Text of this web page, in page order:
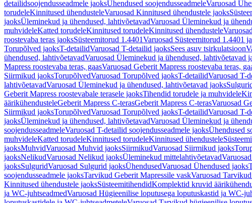
detailidsoojendusseadmele jaoksÜhendused soojendusseadmeleVaruosad
torudeleKinnitused ühendusteleVaruosad Kinnitused ühendustele jaoks
jaoksÜleminekud ja ühendused, lahtivõetavadVaruosad Üleminekud ja
muhvideleKatted torudeleKinnitused torudeleKinnitused ühendustele
roostevaba teras jaoksSüsteemitorud 1.4401Varuosad Süsteemitorud 1.4401
Torupõlved jaoksT-detailidVaruosad T-detailid jaoksSees asuv tsirkulatsioon
ühendused, lahtivõetavadVaruosad Üleminekud ja ühendused, lahtivõetavad
Mapress roostevaba teras, gaasVaruosad Geberit Mapress roostevaba teras,
Siirmikud jaoksTorupõlvedVaruosad Torupõlved jaoksT-detailidVaruosad T-
lahtivõetavadVaruosad Üleminekud ja ühendused, lahtivõetavad jaoks
Geberit Mapress roostevabale terasele jaoksTihendid torudele ja muhvidele
äärikühendusteleGeberit Mapress C-terasGeberit Mapress C-terasVaruosad
Siirmikud jaoksTorupõlvedVaruosad Torupõlved jaoksT-detailidVaruosad T-
jaoksÜleminekud ja ühendused, lahtivõetavadVaruosad Üleminekud ja
soojendusseadmeleVaruosad T-detailid soojendusseadmele jaoksÜhendused
muhvideleKatted torudeleKinnitused torudeleKinnitused ühendustele
jaoksMuhvidVaruosad Muhvid jaoksSiirmikudVaruosad Siirmikud jaoks
jaoksNelikudVaruosad Nelikud jaoksÜleminekud mittelahtivõetavad
jaoksSulguridVaruosad Sulgurid jaoksÜhendusedVaruosad Ühendused jaoks
soojendusseadmele jaoksTarvikud Geberit Mapressile vaskVaruosad
Kinnitused ühendustele jaoksSüsteemitihendidKomplektid kruvid
ja WC-juhtseadmedVaruosad Hügieenilise loputusega loputuskastid ja WC-